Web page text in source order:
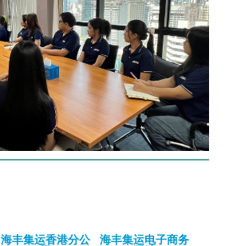
海丰集运香港分公
海丰集运电子商务